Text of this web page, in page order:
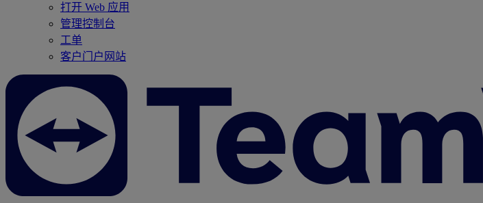
打开 Web 应用
管理控制台
工单
客户门户网站